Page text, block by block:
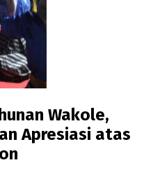
Wakole,
Apresiasi atas